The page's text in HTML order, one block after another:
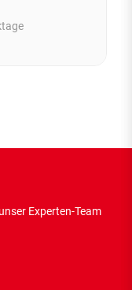
Experten-Team